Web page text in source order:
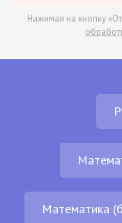
Нажимая на кнопку
Математика